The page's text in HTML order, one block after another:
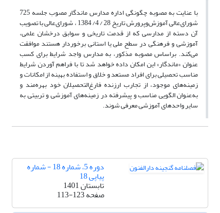
با عنایت به مصوبه چگونگی اداره مدارس ماندگار مصوب جلسه 725
شورای‌عالی آموزش‌وپرورش تاریخ 28 / 4/ 1384 ، شورای‌عالی با تصویب
آن دسته از مدارسی که از قدمت تاریخی و سوابق درخشان علمی،
آموزشی و فرهنگی در سطح ملی یا استانی برخوردار هستند موافقت
می‌کند. براساس مصوبه مذکور، به مدارس واجد شرایط برای کسب
عنوان «ماندگار» این امکان داده خواهد شد تا با فراهم آوردن شرایط
مناسب تحصیلی برای افراد مستعد و خلاق و استفاده بهینه از امکانات و
زمینه‌های موجود، از تجارب ارزنده فارغ‌التحصیلان خود بهره‌مند و
به‌عنوان الگویی مناسب و پیشرفته در زمینه‌های آموزشی و تربیتی به
سایر واحدهای آموزشی معرفی شوند.
دوره 5، شماره 18 - شماره
پیاپی 18
تابستان 1401
صفحه113-123